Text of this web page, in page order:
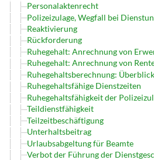
Personalaktenrecht
Polizeizulage, Wegfall bei
Reaktivierung
Rückforderung
Ruhegehalt: Anrechnung von
Ruhegehalt: Anrechnung von
Ruhegehaltsberechnung:
Ruhegehaltsfähige Dienstzeiten
Ruhegehaltsfähigkeit der
Teildienstfähigkeit
Teilzeitbeschäftigung
Unterhaltsbeitrag
Urlaubsabgeltung für Beamte
Verbot der Führung der